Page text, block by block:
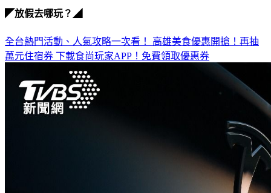
◤放假去哪玩？◢
全台熱門活動、人氣攻略一次看！ 高雄美食優惠開搶！再抽
萬元住宿券 下載食尚玩家APP！免費領取優惠券